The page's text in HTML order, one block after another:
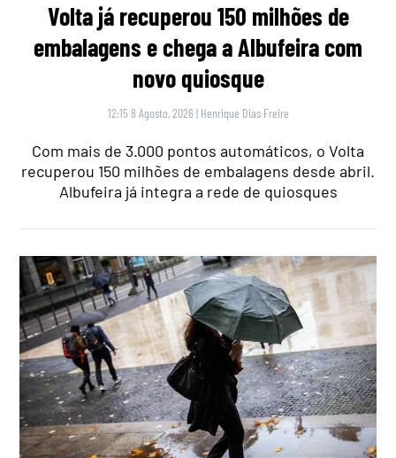
Volta já recuperou 150 milhões de
embalagens e chega a Albufeira com
novo quiosque
12:15 8 Agosto, 2026 | Henrique Dias Freire
Com mais de 3.000 pontos automáticos, o Volta
recuperou 150 milhões de embalagens desde abril.
Albufeira já integra a rede de quiosques